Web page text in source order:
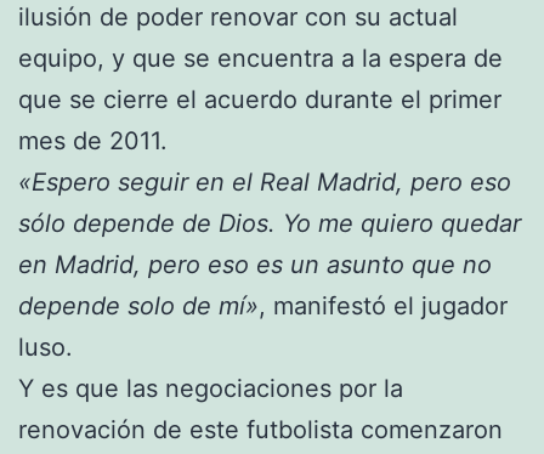
ilusión de poder renovar con su actual
equipo, y que se encuentra a la espera de
que se cierre el acuerdo durante el primer
mes de 2011.
«Espero seguir en el Real Madrid, pero eso
sólo depende de Dios. Yo me quiero quedar
en Madrid, pero eso es un asunto que no
depende solo de mí», manifestó el jugador
luso.
Y es que las negociaciones por la
renovación de este futbolista comenzaron